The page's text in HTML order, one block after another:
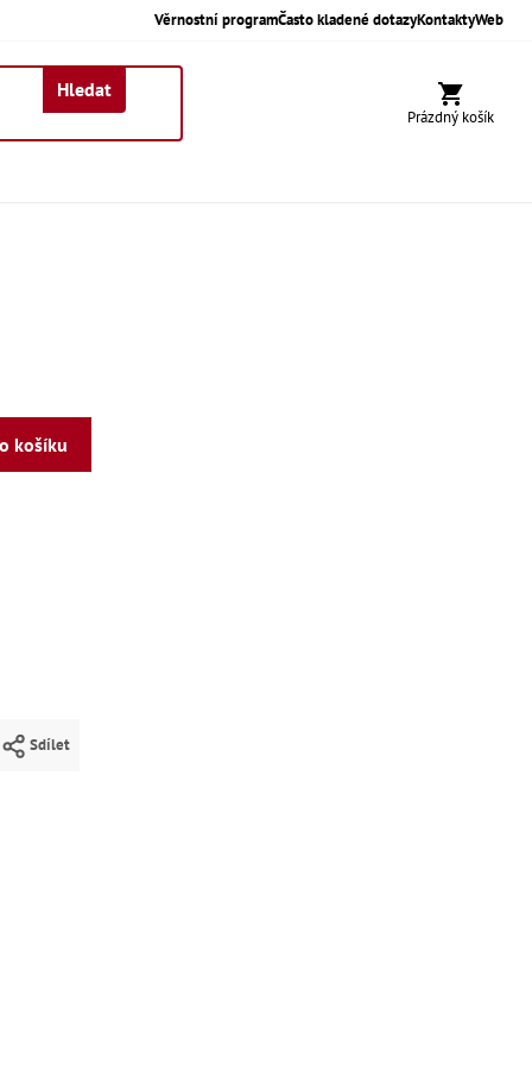
Věrnostní programČasto kladené dotazyKontaktyWeb
Hledat
Nákupní
Prázdný košík
košíku
Sdílet